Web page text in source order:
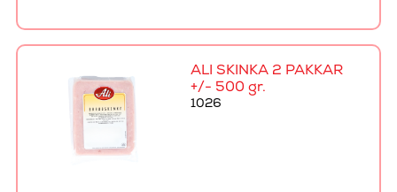
ALI SKINKA 2 PAKKAR
+/- 500 gr.
1026